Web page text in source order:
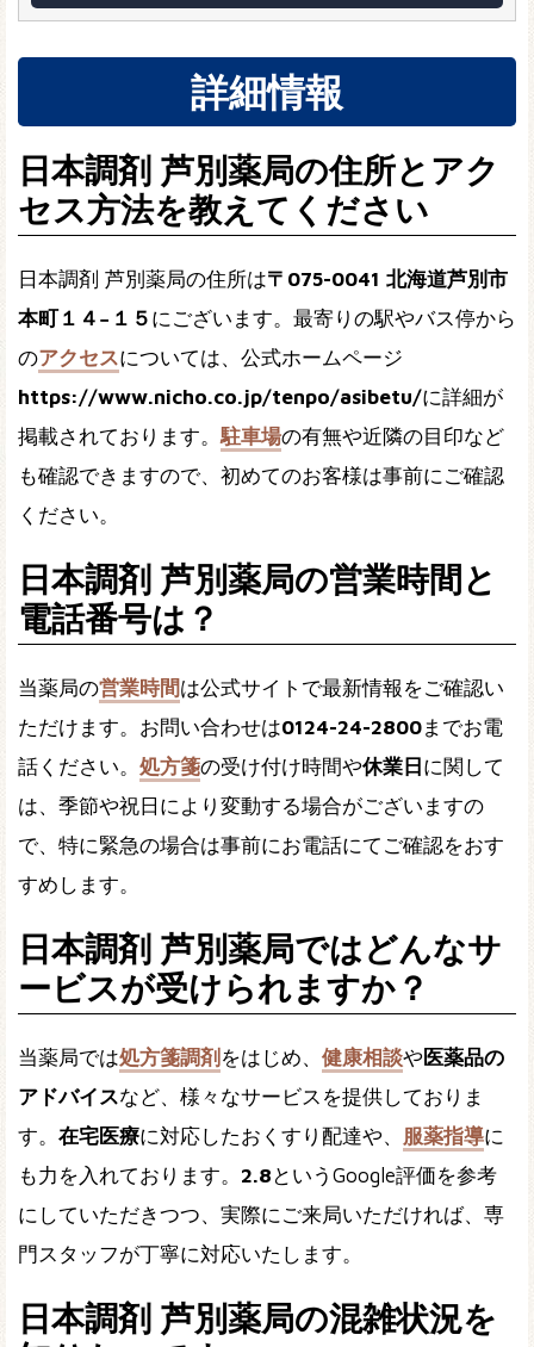
詳細情報
日本調剤 芦別薬局の住所とアク
セス方法を教えてください
日本調剤 芦別薬局の住所は〒075-0041 北海道芦別市
本町１４−１５ にございます。最寄りの駅やバス停から
のアクセスについては、公式ホームページ
https://www.nicho.co.jp/tenpo/asibetu/に詳細が
掲載されております。 駐車場の有無や近隣の目印など
も確認できますので、初めてのお客様は事前にご確認
ください。
日本調剤 芦別薬局の営業時間と
電話番号は？
当薬局の営業時間は公式サイトで最新情報をご確認い
ただけます。お問い合わせは0124-24-2800までお電
話ください。 処方箋の受け付け時間や休業日に関して
は、季節や祝日により変動する場合がございますの
で、特に緊急の場合は事前にお電話にてご確認をおす
すめします。
日本調剤 芦別薬局ではどんなサ
ービスが受けられますか？
当薬局では処方箋調剤 をはじめ、 健康相談や医薬品の
アドバイスなど、様々なサービスを提供しておりま
す。 在宅医療に対応したおくすり配達や、 服薬指導に
も力を入れております。 2.8 というGoogle評価を参考
にしていただきつつ、実際にご来局いただければ、専
門スタッフが丁寧に対応いたします。
日本調剤 芦別薬局の混雑状況を